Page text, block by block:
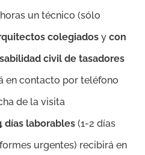
un técnico (sólo
colegiados y con
civil de tasadores
en contacto por teléfono
de la visita
días laborables (1-2 días
urgentes) recibirá en